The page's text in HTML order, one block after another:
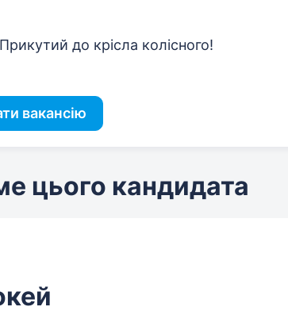
до крісла колісного!
вакансію
цього кандидата